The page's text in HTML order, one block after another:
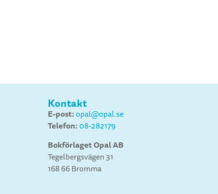
Kontakt
E-post:opal@opal.se
Telefon:08-282179
Bokförlaget Opal AB
Tegelbergsvägen 31
168 66 Bromma